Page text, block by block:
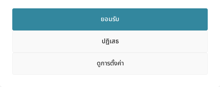
ยอมรับ
ปฏิเสธ
ดูการตั้งค่า
(เปิด